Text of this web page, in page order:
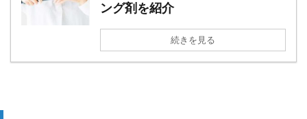
ング剤を紹介
続きを見る